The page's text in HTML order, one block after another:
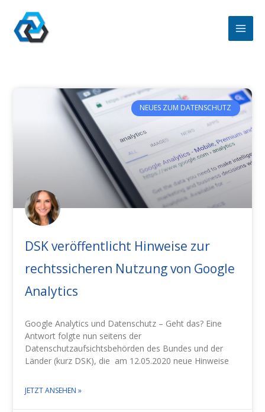
Inhalt
springen
NEUES ZUM DATENSCHUTZ
DSK veröffentlicht Hinweise zur
rechtssicheren Nutzung von Google
Analytics
Google Analytics und Datenschutz – Geht das? Eine
Antwort folgte nun seitens der
Datenschutzaufsichtsbehörden des Bundes und der
Länder (kurz DSK), die am 12.05.2020 neue Hinweise
JETZT ANSEHEN »